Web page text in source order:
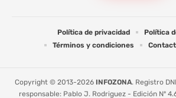
Política de privacidad
Política
Términos y condiciones
Copyright © 2013-2026 INFOZONA. Registro
responsable: Pablo J. Rodriguez - Edición Nº